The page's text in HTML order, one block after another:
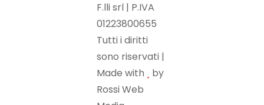
F.lli srl | P.IVA
01223800655
Tutti i diritti
sono riservati |
Made with
by
Rossi Web